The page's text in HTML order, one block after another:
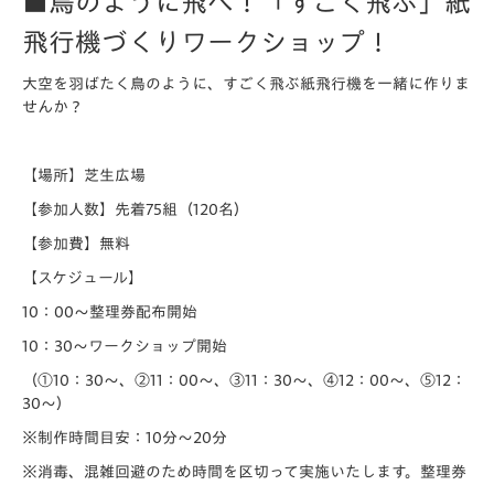
飛行機づくりワークショップ！
大空を羽ばたく鳥のように、すごく飛ぶ紙飛行機を一緒に作りま
せんか？
【場所】芝生広場
【参加人数】先着75組（120名）
【参加費】無料
【スケジュール】
10：00～整理券配布開始
10：30～ワークショップ開始
（①10：30～、②11：00～、③11：30～、④12：00～、⑤12：
30～）
※制作時間目安：10分～20分
※消毒、混雑回避のため時間を区切って実施いたします。整理券